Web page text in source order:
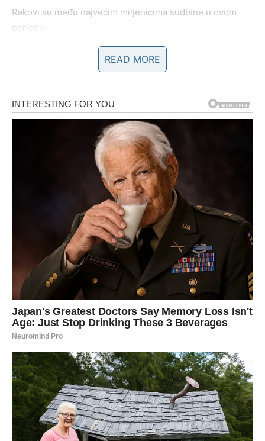
Rakovi su među najvećim miljenicima sudbine u ovom
periodu.
Poslije mnogo tuge dolazi sreća koju više nećete moći
Sudbina vam donosi ono o čemu ste
dugo maštali
Pred vama su veoma nježni i sudbinski trenuci.
Lavovima dolazi veliki poslovni i finansijski uspjeh.
Sve ono što ste dugo čekali sada konačno dolazi na svoje
mjesto.
Vrijeme ogromnog uspjeha i obilja
Pred vama su veoma uspješni dani.
DJEVICA
Pred vama su dani tokom kojih ćete konačno saznati
istinu koju dugo pokušavate otkriti.
Jedna osoba pokazuje svoje pravo lice.
READ MORE